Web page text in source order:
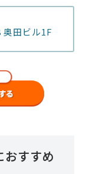
田ビル1F
おすすめ